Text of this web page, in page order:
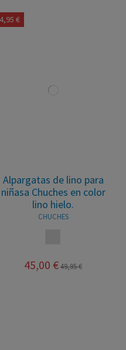
€
Alpargatas de lino para
niñasa Chuches en color
lino hielo.
CHUCHES
45,00 €49,95 €